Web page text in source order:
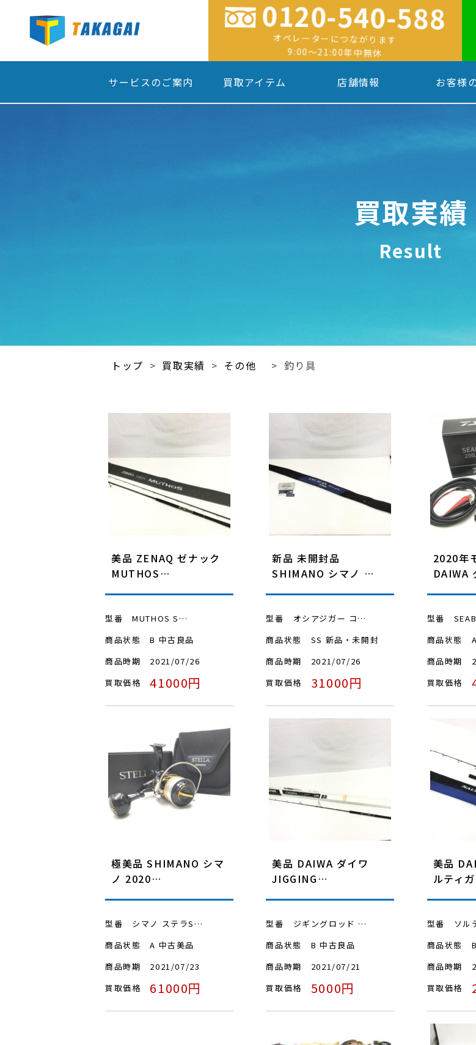
0120-540-588
オペレーターにつながります
9:00〜21:00年中無休
サービスのご案内 買取アイテム 店舗情報 お客様
買取実績
Result
トップ > 買取実績 > その他 > 釣り具
美品 ZENAQ ゼナック
MUTHOS…
型番
MUTHOS S…
商品状態
B 中古良品
商品時期
2021/07/26
買取価格
41000円
新品 未開封品
SHIMANO シマノ …
型番
オシアジガー コ…
商品状態
SS 新品・未開封
商品時期
2021/07/26
買取価格
31000円
2020年
DAIWA
型番
商品状態
商品時期
買取価格
極美品 SHIMANO シマ
ノ 2020…
型番
シマノ ステラS…
商品状態
A 中古美品
商品時期
2021/07/23
買取価格
61000円
美品 DAIWA ダイワ
JIGGING…
型番
ジギングロッド …
商品状態
B 中古良品
商品時期
2021/07/21
買取価格
5000円
美品
ルティ
型番
ソル
商品状態
商品時期
買取価格